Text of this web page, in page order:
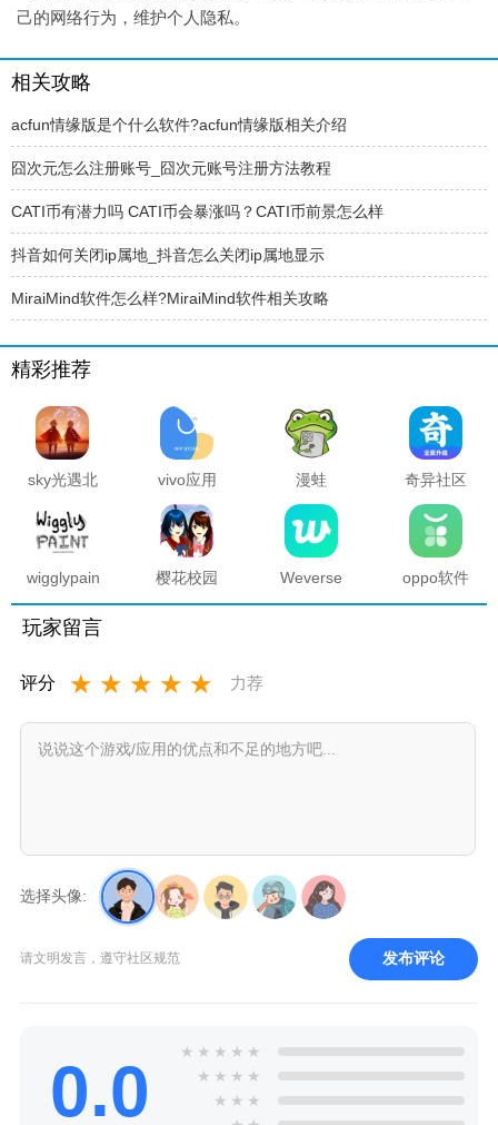
己的网络行为，维护个人隐私。
相关攻略
acfun情缘版是个什么软件?acfun情缘版相关介绍
囧次元怎么注册账号_囧次元账号注册方法教程
CATI币有潜力吗 CATI币会暴涨吗？CATI币前景怎么样
抖音如何关闭ip属地_抖音怎么关闭ip属地显示
MiraiMind软件怎么样?MiraiMind软件相关攻略
精彩推荐
sky光遇北
解锁版
vivo应用
正版
漫蛙
官方正版
奇异社区
载安装
2025最新
版本
wigglypaint
樱花校园
Weverse
oppo软件
玩家留言
评分 ★ ★ ★ ★ ★ 力荐
选择头像:
请文明发言，遵守社区规范 发布评论
0.0 ★ ★ ★ ★ ★
★ ★ ★ ★
★ ★ ★